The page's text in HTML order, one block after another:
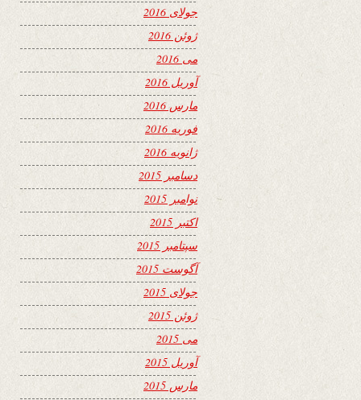
جولای 2016
ژوئن 2016
می 2016
آوریل 2016
مارس 2016
فوریه 2016
ژانویه 2016
دسامبر 2015
نوامبر 2015
اکتبر 2015
سپتامبر 2015
آگوست 2015
جولای 2015
ژوئن 2015
می 2015
آوریل 2015
مارس 2015